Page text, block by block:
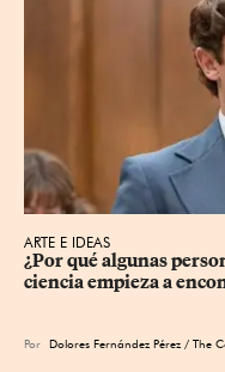
ARTE E IDEAS
¿Por qué algunas
ciencia empieza a
Por Dolores Fernández Pérez / The